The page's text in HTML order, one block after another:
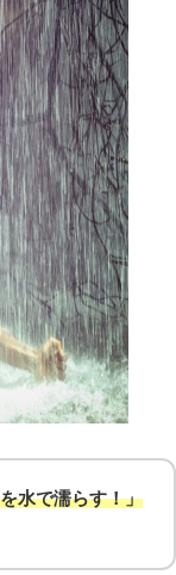
水で濡らす！」